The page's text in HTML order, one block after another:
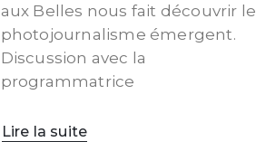
aux Belles nous fait découvrir le
photojournalisme émergent.
Discussion avec la
programmatrice
Lire la suite